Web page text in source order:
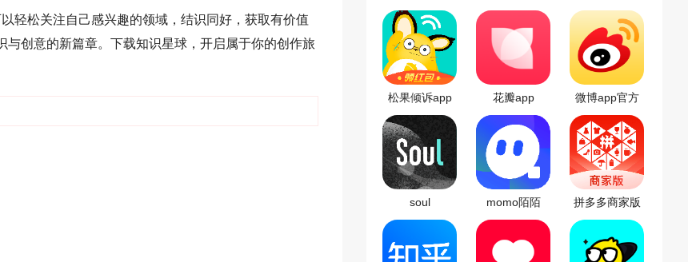
轻松关注自己感兴趣的领域，结识同好，获取有价值
创意的新篇章。下载知识星球，开启属于你的创作旅
松果倾诉app 花瓣app
微博app官方
版
soul momo陌陌
拼多多商家版
客户端